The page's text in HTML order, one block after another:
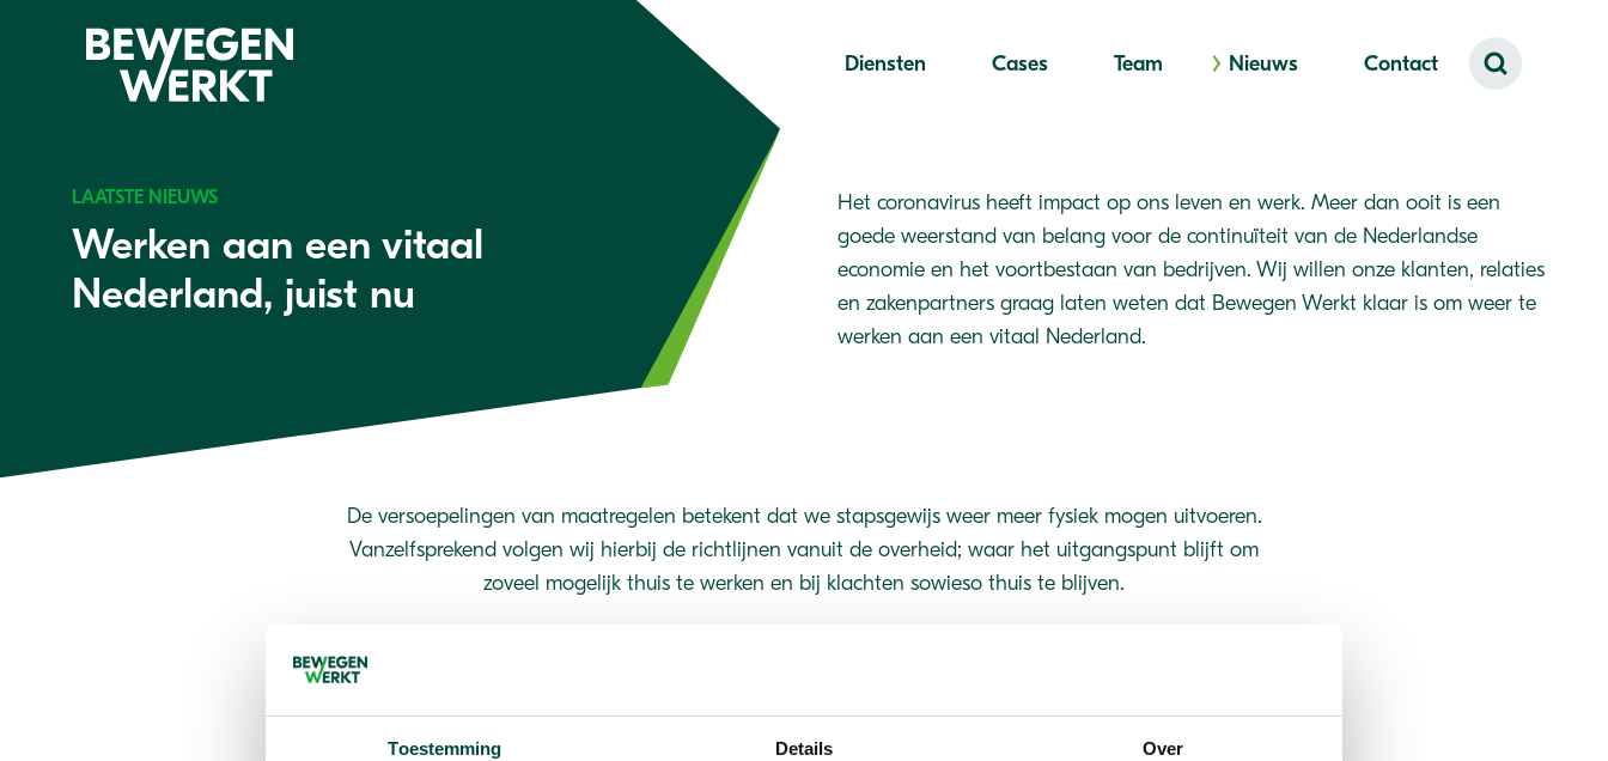
Toestemming Details Over
Diensten Cases Team Nieuws Contact
LAATSTE NIEUWS
Werken aan een vitaal
Nederland, juist nu
Het coronavirus heeft impact op ons leven en werk. Meer dan ooit is een
goede weerstand van belang voor de continuïteit van de Nederlandse
economie en het voortbestaan van bedrijven. Wij willen onze klanten, relaties
en zakenpartners graag laten weten dat Bewegen Werkt klaar is om weer te
werken aan een vitaal Nederland.
De versoepelingen van maatregelen betekent dat we stapsgewijs weer meer fysiek mogen uitvoeren.
Vanzelfsprekend volgen wij hierbij de richtlijnen vanuit de overheid; waar het uitgangspunt blijft om
zoveel mogelijk thuis te werken en bij klachten sowieso thuis te blijven.
vaste contactpersoon stemt met u per situatie af hoe hiermee om te gaan. Daarnaast hebben wij in de
een prettige voortzetting van onze samenwerking.